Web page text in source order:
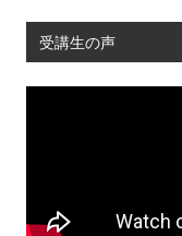
受講生の声